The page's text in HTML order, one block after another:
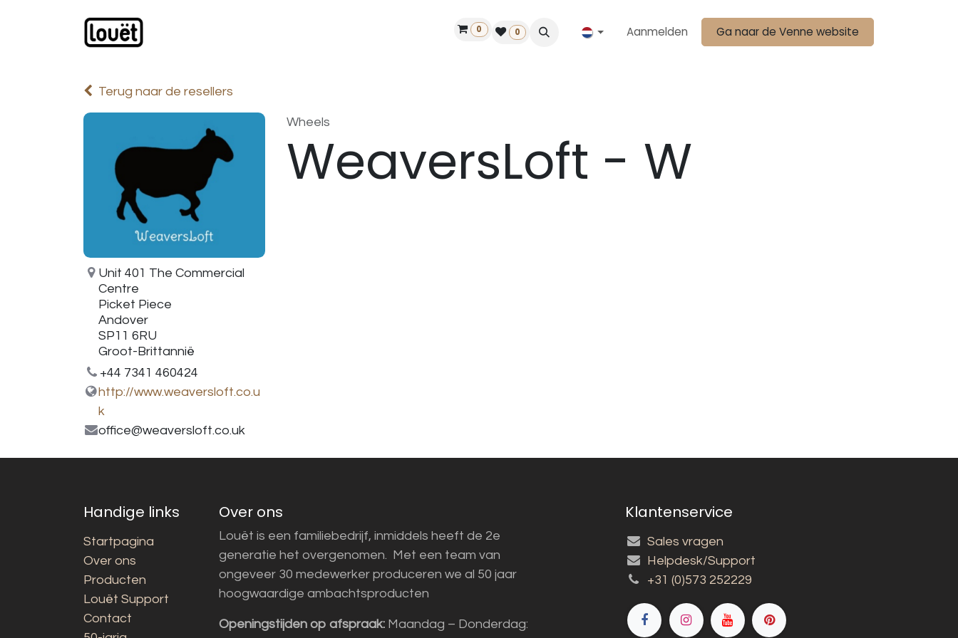
Vind een dealer
0 0 Aanmelden Ga naar de Venne website
Terug naar de resellers
Unit 401 The Commercial
Centre
Picket Piece
Andover
SP11 6RU
Groot-Brittannië
+44 7341 460424
http://www.weaversloft.co.u
k
office@weaversloft.co.uk
Wheels
WeaversLoft - W
Handige links
Startpagina
Over ons
Producten
Louët Support
Contact
Over ons
Louët is een familiebedrijf, inmiddels heeft de 2e
generatie het overgenomen. Met een team van
ongeveer 30 medewerker produceren we al 50 jaar
hoogwaardige ambachtsproducten
Openingstijden op afspraak: Maandag – Donderdag:
Klantenservice
Sales vragen
Helpdesk/Support
+31 (0)573 252229